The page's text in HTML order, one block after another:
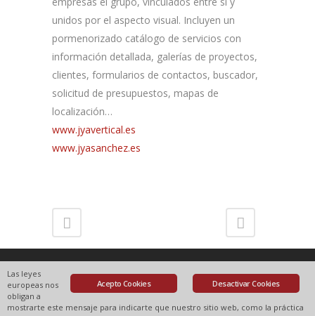
unidos por el aspecto visual. Incluyen un
pormenorizado catálogo de servicios con
información detallada, galerías de proyectos,
clientes, formularios de contactos, buscador,
solicitud de presupuestos, mapas de
localización…
www.jyavertical.es
www.jyasanchez.es
Aviso legal Privacidad / GDPR Cookies
Desactivar Cookies
Acepto Cookies
Las leyes
europeas nos
obligan a
mostrarte este mensaje para indicarte que nuestro sitio web, como la práctica